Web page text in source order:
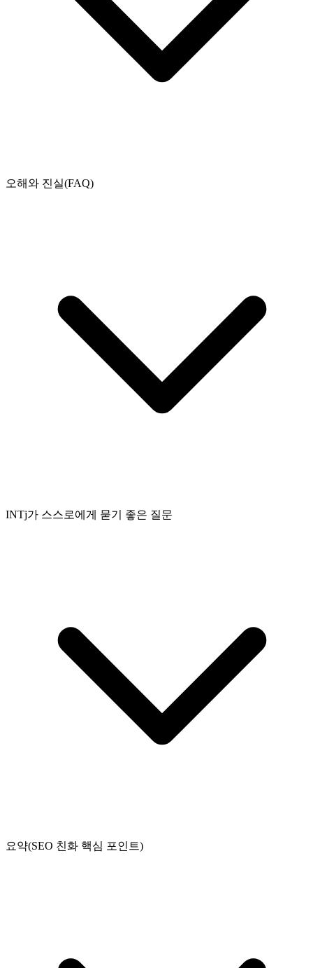
오해와 진실(FAQ)
INTj가 스스로에게 묻기 좋은 질문
요약(SEO 친화 핵심 포인트)